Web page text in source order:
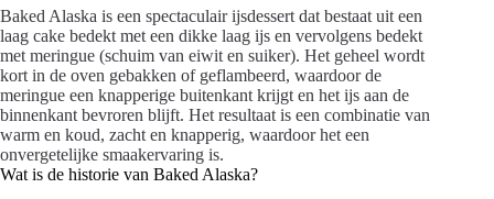
Baked Alaska is een spectaculair ijsdessert dat bestaat uit een
laag cake bedekt met een dikke laag ijs en vervolgens bedekt
met meringue (schuim van eiwit en suiker). Het geheel wordt
kort in de oven gebakken of geflambeerd, waardoor de
meringue een knapperige buitenkant krijgt en het ijs aan de
binnenkant bevroren blijft. Het resultaat is een combinatie van
warm en koud, zacht en knapperig, waardoor het een
onvergetelijke smaakervaring is.
Wat is de historie van Baked Alaska?